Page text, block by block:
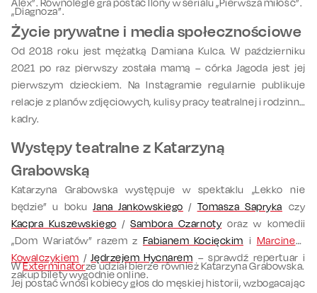
„Diagnoza”.
Alex”. Równolegle gra postać Ilony w serialu „Pierwsza miłość”.
Życie prywatne i media społecznościowe
Od 2018 roku jest mężatką Damiana Kulca. W październiku
2021 po raz pierwszy została mamą – córka Jagoda jest jej
pierwszym dzieckiem. Na Instagramie regularnie publikuje
relacje z planów zdjęciowych, kulisy pracy teatralnej i rodzinne
kadry.
Występy teatralne z Katarzyną
Grabowską
Katarzyna Grabowska występuje w spektaklu „Lekko nie
będzie” u boku Jana Jankowskiego / Tomasza Sapryka czy
Kacpra Kuszewskiego /Sambora Czarnotyoraz w komedii
„Dom Wariatów” razem z Fabianem Kocięckim i Marcinem
Kowalczykiem / Jędrzejem Hycnarem – sprawdź repertuar i
zakup bilety wygodnie online.
WExterminatorze udział bierze również Katarzyna Grabowska.
Jej postać wnosi kobiecy głos do męskiej historii, wzbogacając